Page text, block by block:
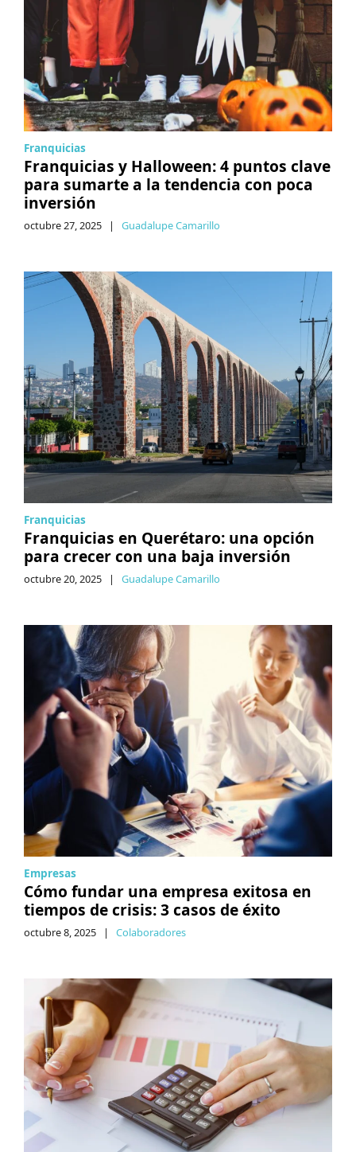
Franquicias
Franquicias y Halloween: 4 puntos clave
para sumarte a la tendencia con poca
inversión
octubre 27, 2025 | Guadalupe Camarillo
Franquicias
Franquicias en Querétaro: una opción
para crecer con una baja inversión
octubre 20, 2025 | Guadalupe Camarillo
Empresas
Cómo fundar una empresa exitosa en
tiempos de crisis: 3 casos de éxito
octubre 8, 2025 | Colaboradores